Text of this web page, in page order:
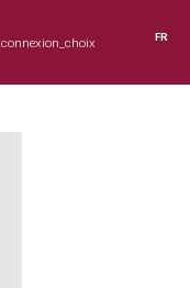
connexion_choix FR